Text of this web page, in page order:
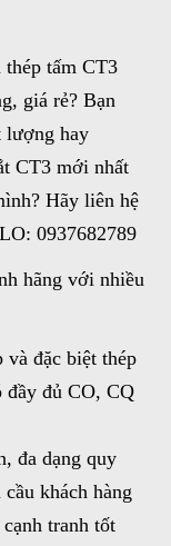
thép tấm CT3
giá rẻ? Bạn
lượng hay
CT3 mới nhất
Hãy liên hệ
0937682789
hãng với nhiều
và đặc biệt thép
đầy đủ CO, CQ
đa dạng quy
khách hàng
tranh tốt